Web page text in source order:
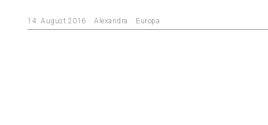
14. August 2016 Alexandra Europa